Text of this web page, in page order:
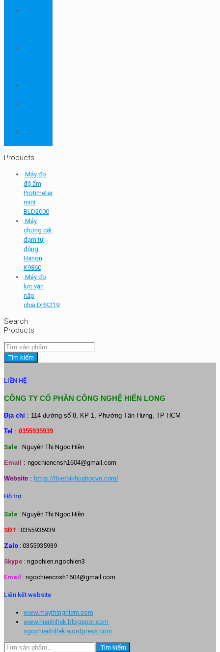
Products
Máy đo
độ ẩm
Protimeter
mini
BLD2000
Máy
chưng cất
đạm tự
động
Hanon
K9860
Máy đo
lực vặn
nắp
chai DRK219
Search
Products
Tìm
kiếm:
Tìm kiếm
LIÊN HỆ
CÔNG TY CỔ PHẦN CÔNG NGHỆ HIỂN LONG
Địa chỉ : 114 đường số 8, KP 1, Phường Tân Hưng, TP HCM
Tel : 0355935939
Sale : Nguyễn Thị Ngọc Hiền
Email : ngochiencnsh1604@gmail.com
Website : https://thietbikhoahocvn.com/
Hỗ trợ
Sale : Nguyễn Thị Ngọc Hiền
SĐT : 0355935939
Zalo : 0355935939
Skype : ngochien.ngochien3
Email : ngochiencnsh1604@gmail.com
Liên kết website
www.maythinghiem.com
www.hienhiltek.blogspot.com
ngochienhiltek.wordpress.com
Tìm Tìm kiếm